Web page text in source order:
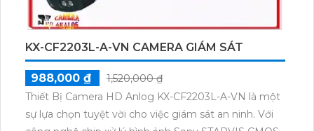
KX-CF2203L-A-VN CAMERA GIÁM SÁT
988,000 ₫
1,520,000 ₫
Thiết Bị Camera HD Anlog KX-CF2203L-A-VN là một
sự lựa chọn tuyệt vời cho việc giám sát an ninh. Với